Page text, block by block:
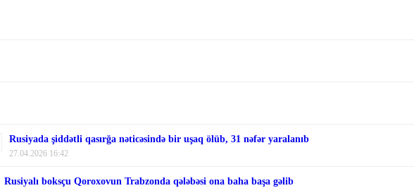
Rusiyada şiddətli qasırğa nəticəsində bir uşaq ölüb, 31 nəfər yaralanıb
27.04.2026 16:42
Rusiyalı boksçu Qoroxovun Trabzonda qələbəsi ona baha başa gəlib